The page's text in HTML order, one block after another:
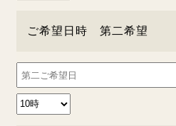
ご希望日時 第二希望